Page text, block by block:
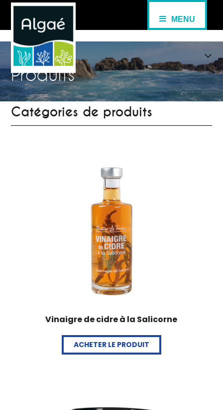
MENU
Produits
Catégories de produits
Vinaigre de cidre à la Salicorne
ACHETER LE PRODUIT